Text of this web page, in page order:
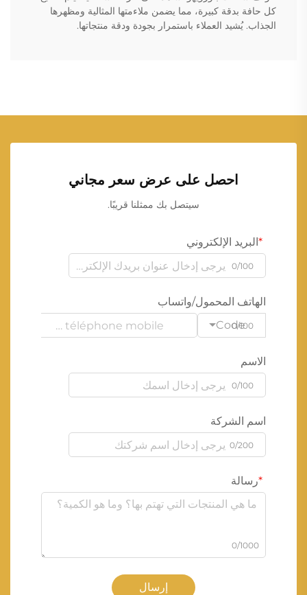
كل حافة بدقة كبيرة، مما يضمن ملاءمتها المثالية ومظهرها
الجذاب. يُشيد العملاء باستمرار بجودة ودقة منتجاتها.
احصل على عرض سعر مجاني
سيتصل بك ممثلنا قريبًا.
البريد الإلكتروني
0/100
الهاتف المحمول/واتساب
Code
0/100
الاسم
0/100
اسم الشركة
0/200
رسالة
0/1000
إرسال